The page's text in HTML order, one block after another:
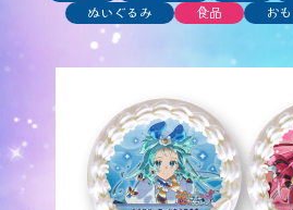
ぬいぐるみ
食品 お